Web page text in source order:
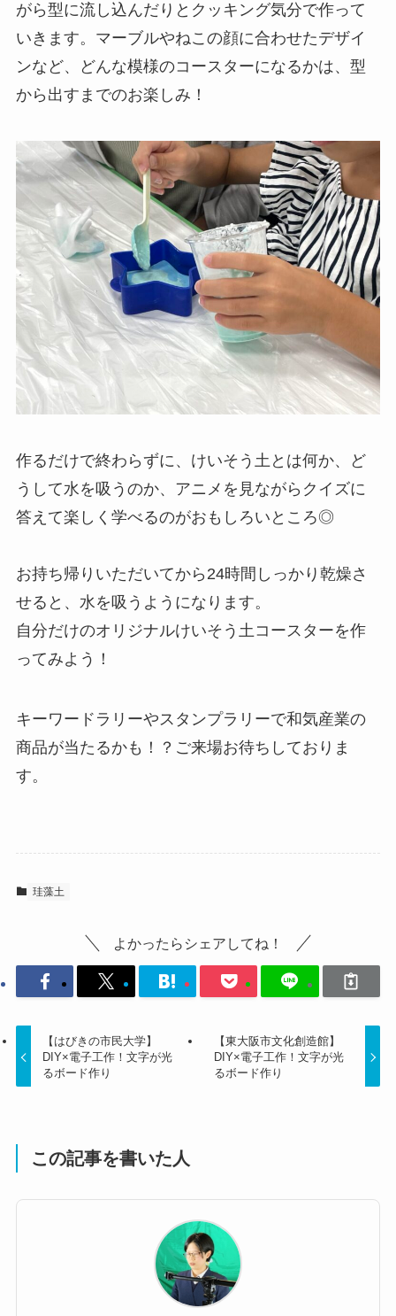
がら型に流し込んだりとクッキング気分で作って
いきます。マーブルやねこの顔に合わせたデザイ
ンなど、どんな模様のコースターになるかは、型
から出すまでのお楽しみ！
作るだけで終わらずに、けいそう土とは何か、ど
うして水を吸うのか、アニメを見ながらクイズに
答えて楽しく学べるのがおもしろいところ◎
お持ち帰りいただいてから24時間しっかり乾燥さ
せると、水を吸うようになります。
自分だけのオリジナルけいそう土コースターを作
ってみよう！
キーワードラリーやスタンプラリーで和気産業の
商品が当たるかも！？ご来場お待ちしておりま
す。
珪藻土
よかったらシェアしてね！
【はびきの市民大学】
DIY×電子工作！文字が光
るボード作り
【東大阪市文化創造館】
DIY×電子工作！文字が光
るボード作り
この記事を書いた人